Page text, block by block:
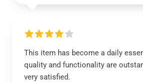
This item has become a daily
quality and functionality are
very satisfied.